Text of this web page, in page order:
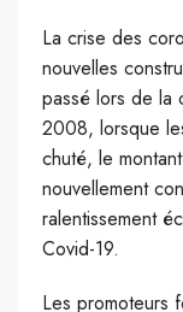
La crise des
nouvelles
passé lors de la
2008, lorsque
chuté, le
nouvellement
ralentissement
Covid-19.
Les promoteurs